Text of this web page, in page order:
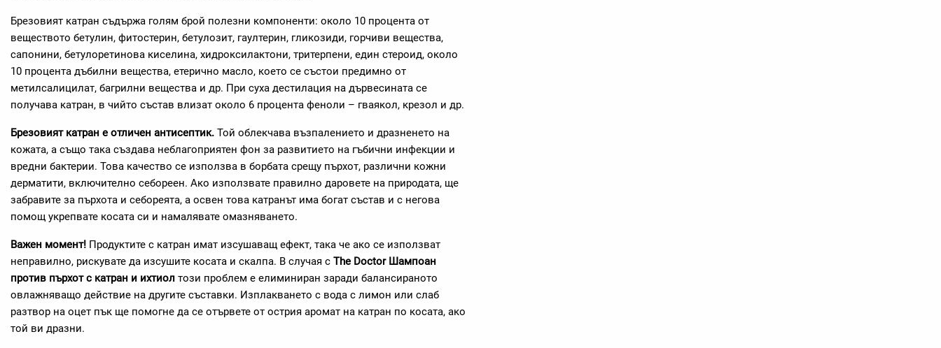
Брезовият катран съдържа голям брой полезни компоненти: около 10 процента от
веществото бетулин, фитостерин, бетулозит, гаултерин, гликозиди, горчиви вещества,
сапонини, бетулоретинова киселина, хидроксилактони, тритерпени, един стероид, около
10 процента дъбилни вещества, етерично масло, което се състои предимно от
метилсалицилат, багрилни вещества и др. При суха дестилация на дървесината се
получава катран, в чийто състав влизат около 6 процента феноли – гваякол, крезол и др.
Брезовият катран е отличен антисептик. Той облекчава възпалението и дразненето на
кожата, а също така създава неблагоприятен фон за развитието на гъбични инфекции и
вредни бактерии. Това качество се използва в борбата срещу пърхот, различни кожни
дерматити, включително себореен. Ако използвате правилно даровете на природата, ще
забравите за пърхота и себореята, а освен това катранът има богат състав и с негова
помощ укрепвате косата си и намалявате омазняването.
Важен момент! Продуктите с катран имат изсушаващ ефект, така че ако се използват
неправилно, рискувате да изсушите косата и скалпа. В случая с The Doctor Шампоан
против пърхот с катран и ихтиол този проблем е елиминиран заради балансираното
овлажняващо действие на другите съставки. Изплакването с вода с лимон или слаб
разтвор на оцет пък ще помогне да се отървете от острия аромат на катран по косата, ако
той ви дразни.